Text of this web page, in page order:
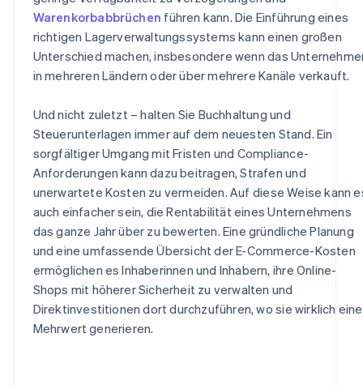
Warenkorbabbrüchen führen kann. Die Einführung eines
richtigen Lagerverwaltungssystems kann einen großen
Unterschied machen, insbesondere wenn das
in mehreren Ländern oder über mehrere Kanäle verkauft.
Und nicht zuletzt – halten Sie Buchhaltung und
Steuerunterlagen immer auf dem neuesten Stand. Ein
sorgfältiger Umgang mit Fristen und Compliance-
Anforderungen kann dazu beitragen, Strafen und
unerwartete Kosten zu vermeiden. Auf diese Weise kann
auch einfacher sein, die Rentabilität eines Unternehmens
das ganze Jahr über zu bewerten. Eine gründliche Planung
und eine umfassende Übersicht der E-Commerce-Kosten
ermöglichen es Inhaberinnen und Inhabern, ihre Online-
Shops mit höherer Sicherheit zu verwalten und
Direktinvestitionen dort durchzuführen, wo sie wirklich
Mehrwert generieren.